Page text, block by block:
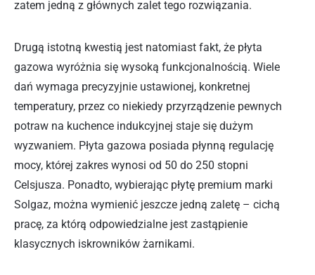
zatem jedną z głównych zalet tego rozwiązania.
Drugą istotną kwestią jest natomiast fakt, że płyta
gazowa wyróżnia się wysoką funkcjonalnością. Wiele
dań wymaga precyzyjnie ustawionej, konkretnej
temperatury, przez co niekiedy przyrządzenie pewnych
potraw na kuchence indukcyjnej staje się dużym
wyzwaniem. Płyta gazowa posiada płynną regulację
mocy, której zakres wynosi od 50 do 250 stopni
Celsjusza. Ponadto, wybierając płytę premium marki
Solgaz, można wymienić jeszcze jedną zaletę – cichą
pracę, za którą odpowiedzialne jest zastąpienie
klasycznych iskrowników żarnikami.